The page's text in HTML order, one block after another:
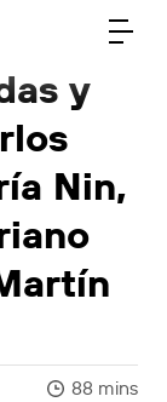
y
Nin,
88 mins